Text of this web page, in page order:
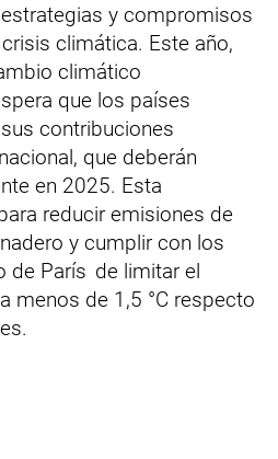
y compromisos
climática. Este año,
climático
que los países
contribuciones
que deberán
en 2025. Esta
reducir emisiones de
y cumplir con los
de París de limitar el
menos de 1,5 °C respecto